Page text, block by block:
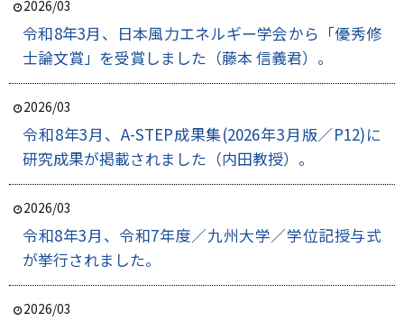
2026/03
令和8年3月、日本風力エネルギー学会から「優秀修
士論文賞」を受賞しました（藤本 信義君）。
2026/03
令和8年3月、A-STEP成果集(2026年3月版／P12)に
研究成果が掲載されました（内田教授）。
2026/03
令和8年3月、令和7年度／九州大学／学位記授与式
が挙行されました。
2026/03